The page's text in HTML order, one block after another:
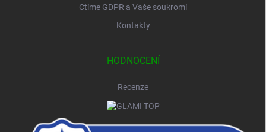
Ctíme GDPR a Vaše soukromí
Kontakty
HODNOCENÍ
Recenze